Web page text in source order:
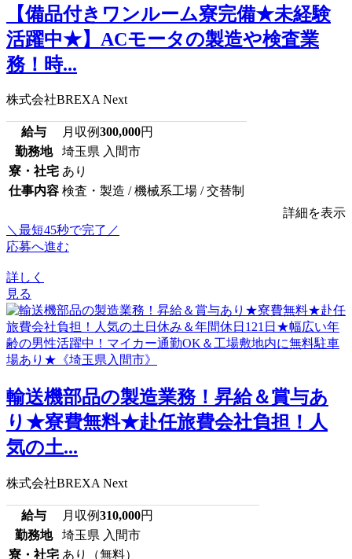
【備品付きワンルーム寮完備★未経験
活躍中★】ACモータの製造や検査業
務！時...
株式会社BREXA Next
給与 月収例300,000円
勤務地
埼玉県 入間市
寮・社宅 あり
仕事内容 検査・製造 / 機械系工場 / 交替制
詳細を表示
＼最短45秒で完了／
応募へ進む
詳しく
見る
輸送機部品の製造業務！昇給＆賞与あ
り★寮費無料★赴任旅費会社負担！人
気の土...
株式会社BREXA Next
給与 月収例310,000円
勤務地
埼玉県 入間市
寮・社宅 あり（無料）